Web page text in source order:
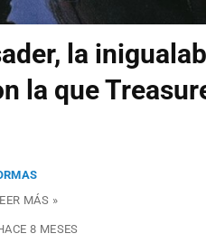
la
la que
MÁS »
8 MESES